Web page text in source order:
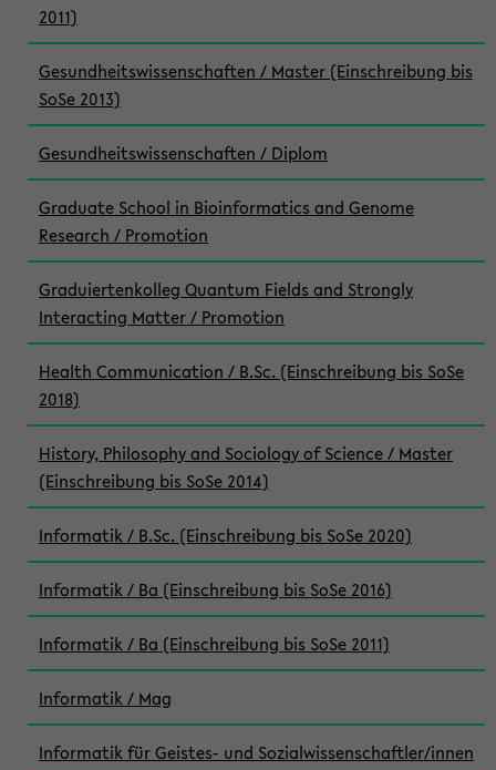
2011)
Gesundheitswissenschaften / Master (Einschreibung bis
SoSe 2013)
Gesundheitswissenschaften / Diplom
Graduate School in Bioinformatics and Genome
Research / Promotion
Graduiertenkolleg Quantum Fields and Strongly
Interacting Matter / Promotion
Health Communication / B.Sc. (Einschreibung bis SoSe
2018)
History, Philosophy and Sociology of Science / Master
(Einschreibung bis SoSe 2014)
Informatik / B.Sc. (Einschreibung bis SoSe 2020)
Informatik / Ba (Einschreibung bis SoSe 2016)
Informatik / Ba (Einschreibung bis SoSe 2011)
Informatik / Mag
Informatik für Geistes- und Sozialwissenschaftler/innen